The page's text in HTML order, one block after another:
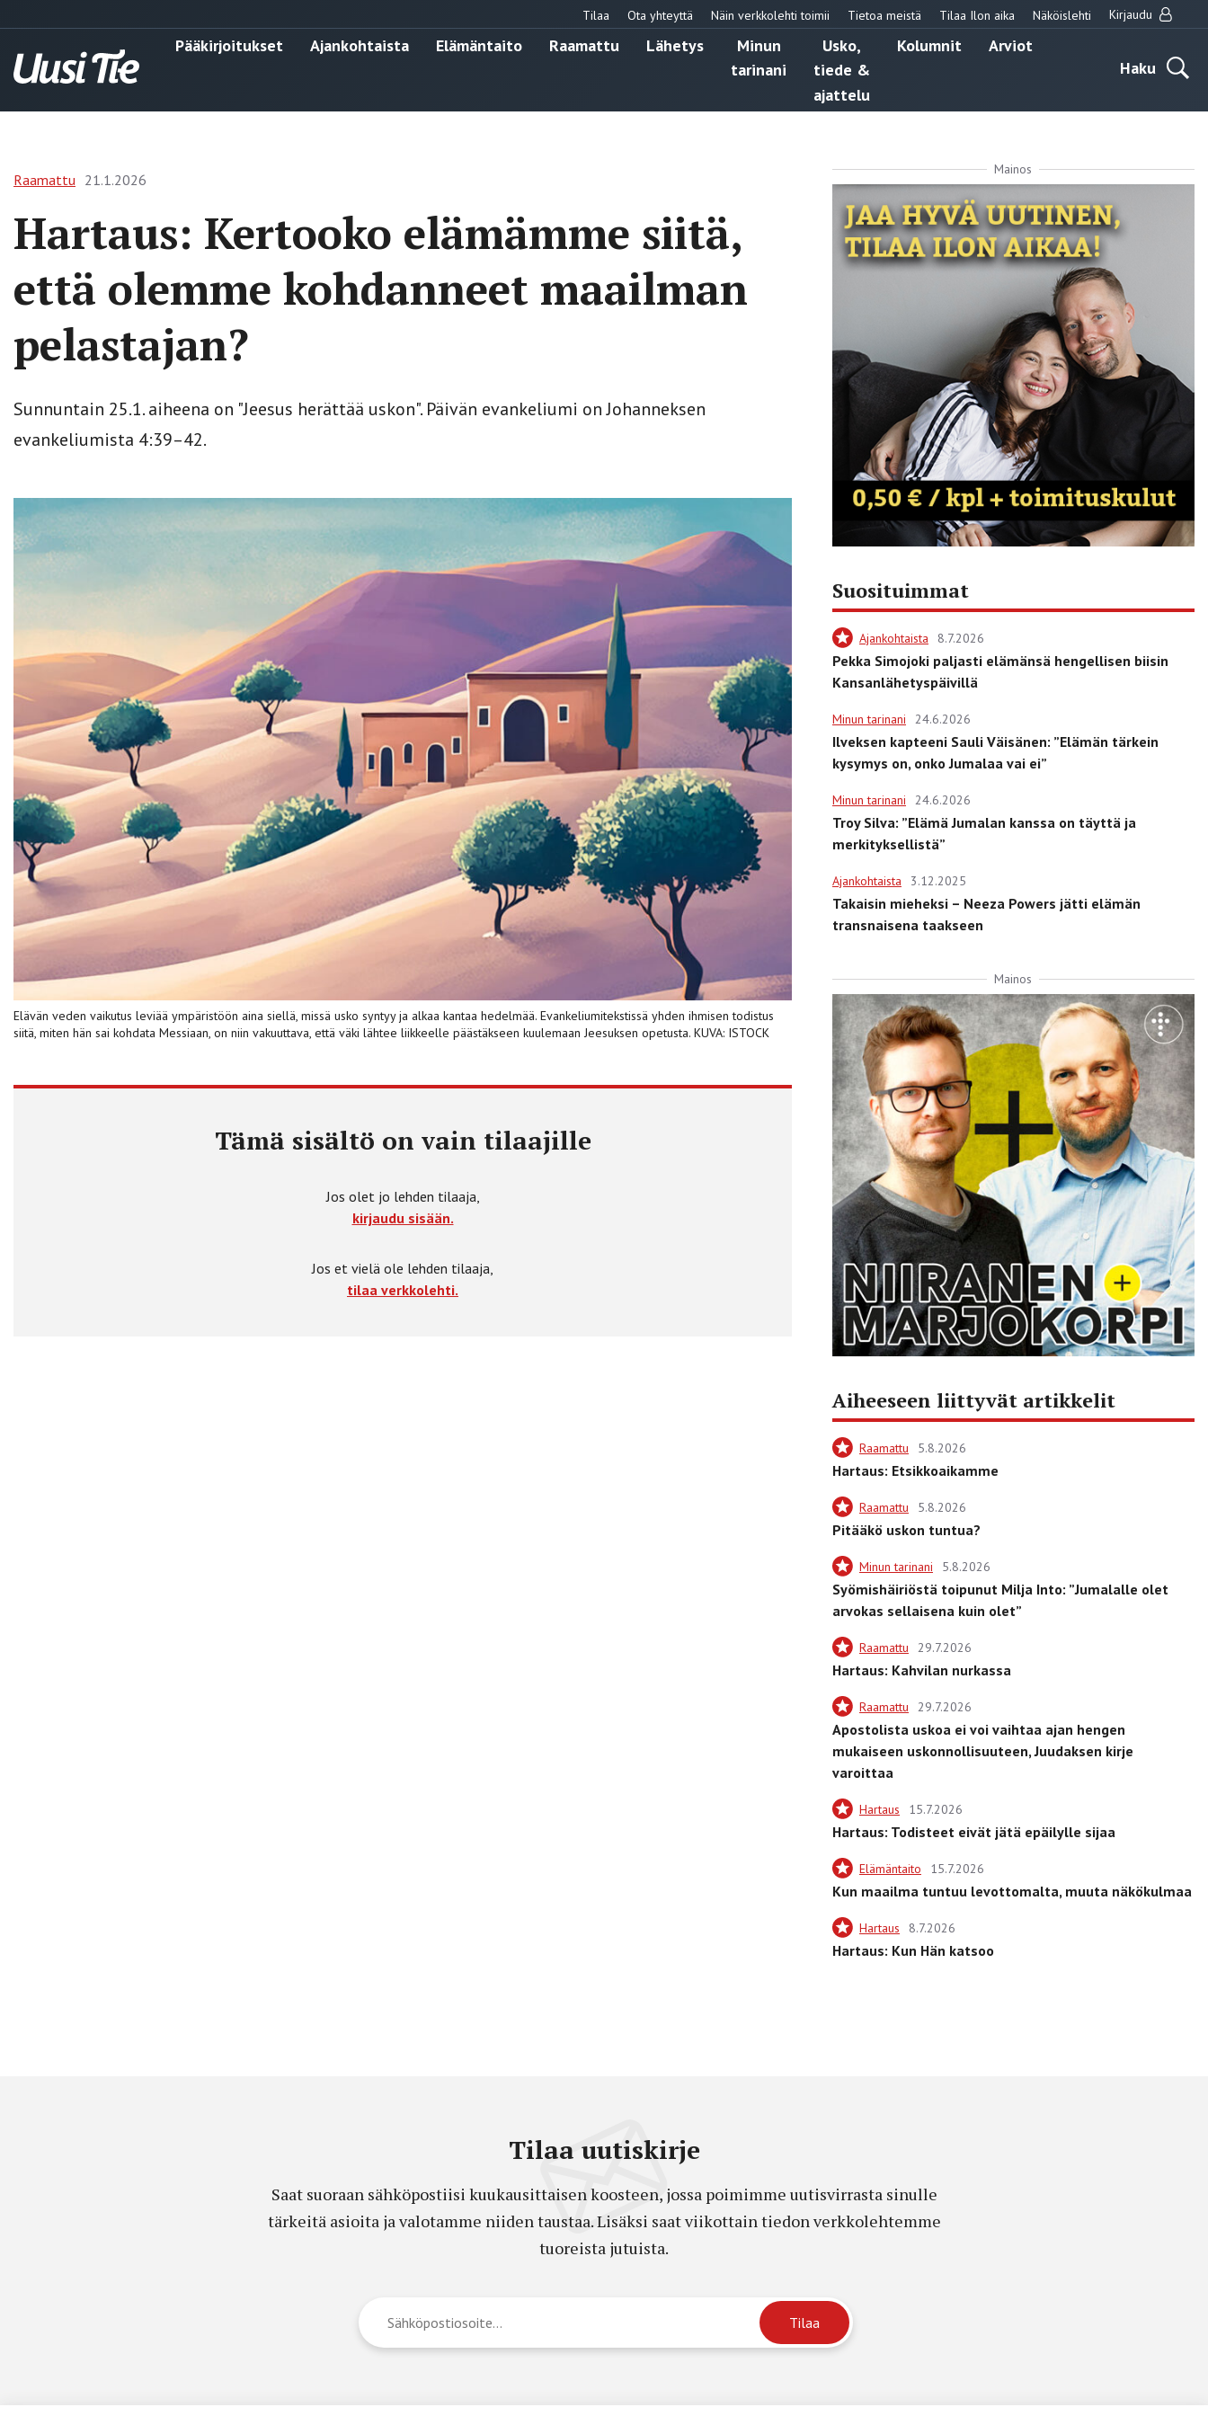
Tilaa Ota yhteyttä Näin verkkolehti toimii Tietoa meistä Tilaa Ilon aika Näköislehti Kirjaudu
Pääkirjoitukset Ajankohtaista Elämäntaito Raamattu Lähetys
Minun
tarinani
Usko,
tiede &
ajattelu
Kolumnit
Arviot
Haku
Raamattu 21.1.2026
Hartaus: Kertooko elämämme siitä,
että olemme kohdanneet maailman
pelastajan?
Sunnuntain 25.1. aiheena on "Jeesus herättää uskon". Päivän evankeliumi on Johanneksen
evankeliumista 4:39–42.
Elävän veden vaikutus leviää ympäristöön aina siellä, missä usko syntyy ja alkaa kantaa hedelmää. Evankeliumitekstissä yhden ihmisen todistus
siitä, miten hän sai kohdata Messiaan, on niin vakuuttava, että väki lähtee liikkeelle päästäkseen kuulemaan Jeesuksen opetusta. KUVA: ISTOCK
Tämä sisältö on vain tilaajille
Jos olet jo lehden tilaaja,
kirjaudu sisään.
Jos et vielä ole lehden tilaaja,
tilaa verkkolehti.
Mainos
Suosituimmat
Ajankohtaista 8.7.2026
Pekka Simojoki paljasti elämänsä hengellisen biisin
Kansanlähetyspäivillä
Minun tarinani 24.6.2026
Ilveksen kapteeni Sauli Väisänen: ”Elämän tärkein
kysymys on, onko Jumalaa vai ei”
Minun tarinani 24.6.2026
Troy Silva: ”Elämä Jumalan kanssa on täyttä ja
merkityksellistä”
Ajankohtaista 3.12.2025
Takaisin mieheksi – Neeza Powers jätti elämän
transnaisena taakseen
Mainos
Aiheeseen liittyvät artikkelit
Raamattu 5.8.2026
Hartaus: Etsikkoaikamme
Raamattu 5.8.2026
Pitääkö uskon tuntua?
Minun tarinani 5.8.2026
Syömishäiriöstä toipunut Milja Into: ”Jumalalle olet
arvokas sellaisena kuin olet”
Raamattu 29.7.2026
Hartaus: Kahvilan nurkassa
Raamattu 29.7.2026
Apostolista uskoa ei voi vaihtaa ajan hengen
mukaiseen uskonnollisuuteen, Juudaksen kirje
varoittaa
Hartaus 15.7.2026
Hartaus: Todisteet eivät jätä epäilylle sijaa
Elämäntaito 15.7.2026
Kun maailma tuntuu levottomalta, muuta näkökulmaa
Hartaus 8.7.2026
Hartaus: Kun Hän katsoo
Tilaa uutiskirje
Saat suoraan sähköpostiisi kuukausittaisen koosteen, jossa poimimme uutisvirrasta sinulle
tärkeitä asioita ja valotamme niiden taustaa. Lisäksi saat viikottain tiedon verkkolehtemme
tuoreista jutuista.